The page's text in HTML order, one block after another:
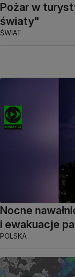
Pożar w
światy"
ŚWIAT
Nocne
i ewakuacje
POLSKA